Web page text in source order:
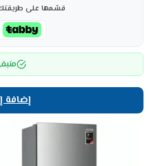
قسّمها على
إضافة